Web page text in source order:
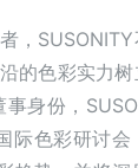
，
的色彩实力
事身份，
际色彩研讨